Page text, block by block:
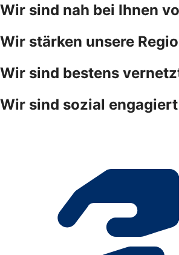
Wir sind nah bei Ihnen
Wir stärken unsere
Wir sind bestens
Wir sind sozial engagiert